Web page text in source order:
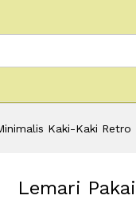
Kaki-Kaki Retro
Lemari